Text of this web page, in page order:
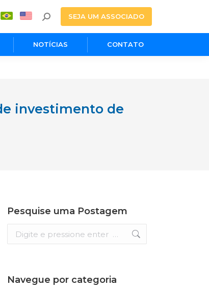
SEJA UM ASSOCIADO
NOTÍCIAS CONTATO
investimento de
Pesquise uma Postagem
Navegue por categoria